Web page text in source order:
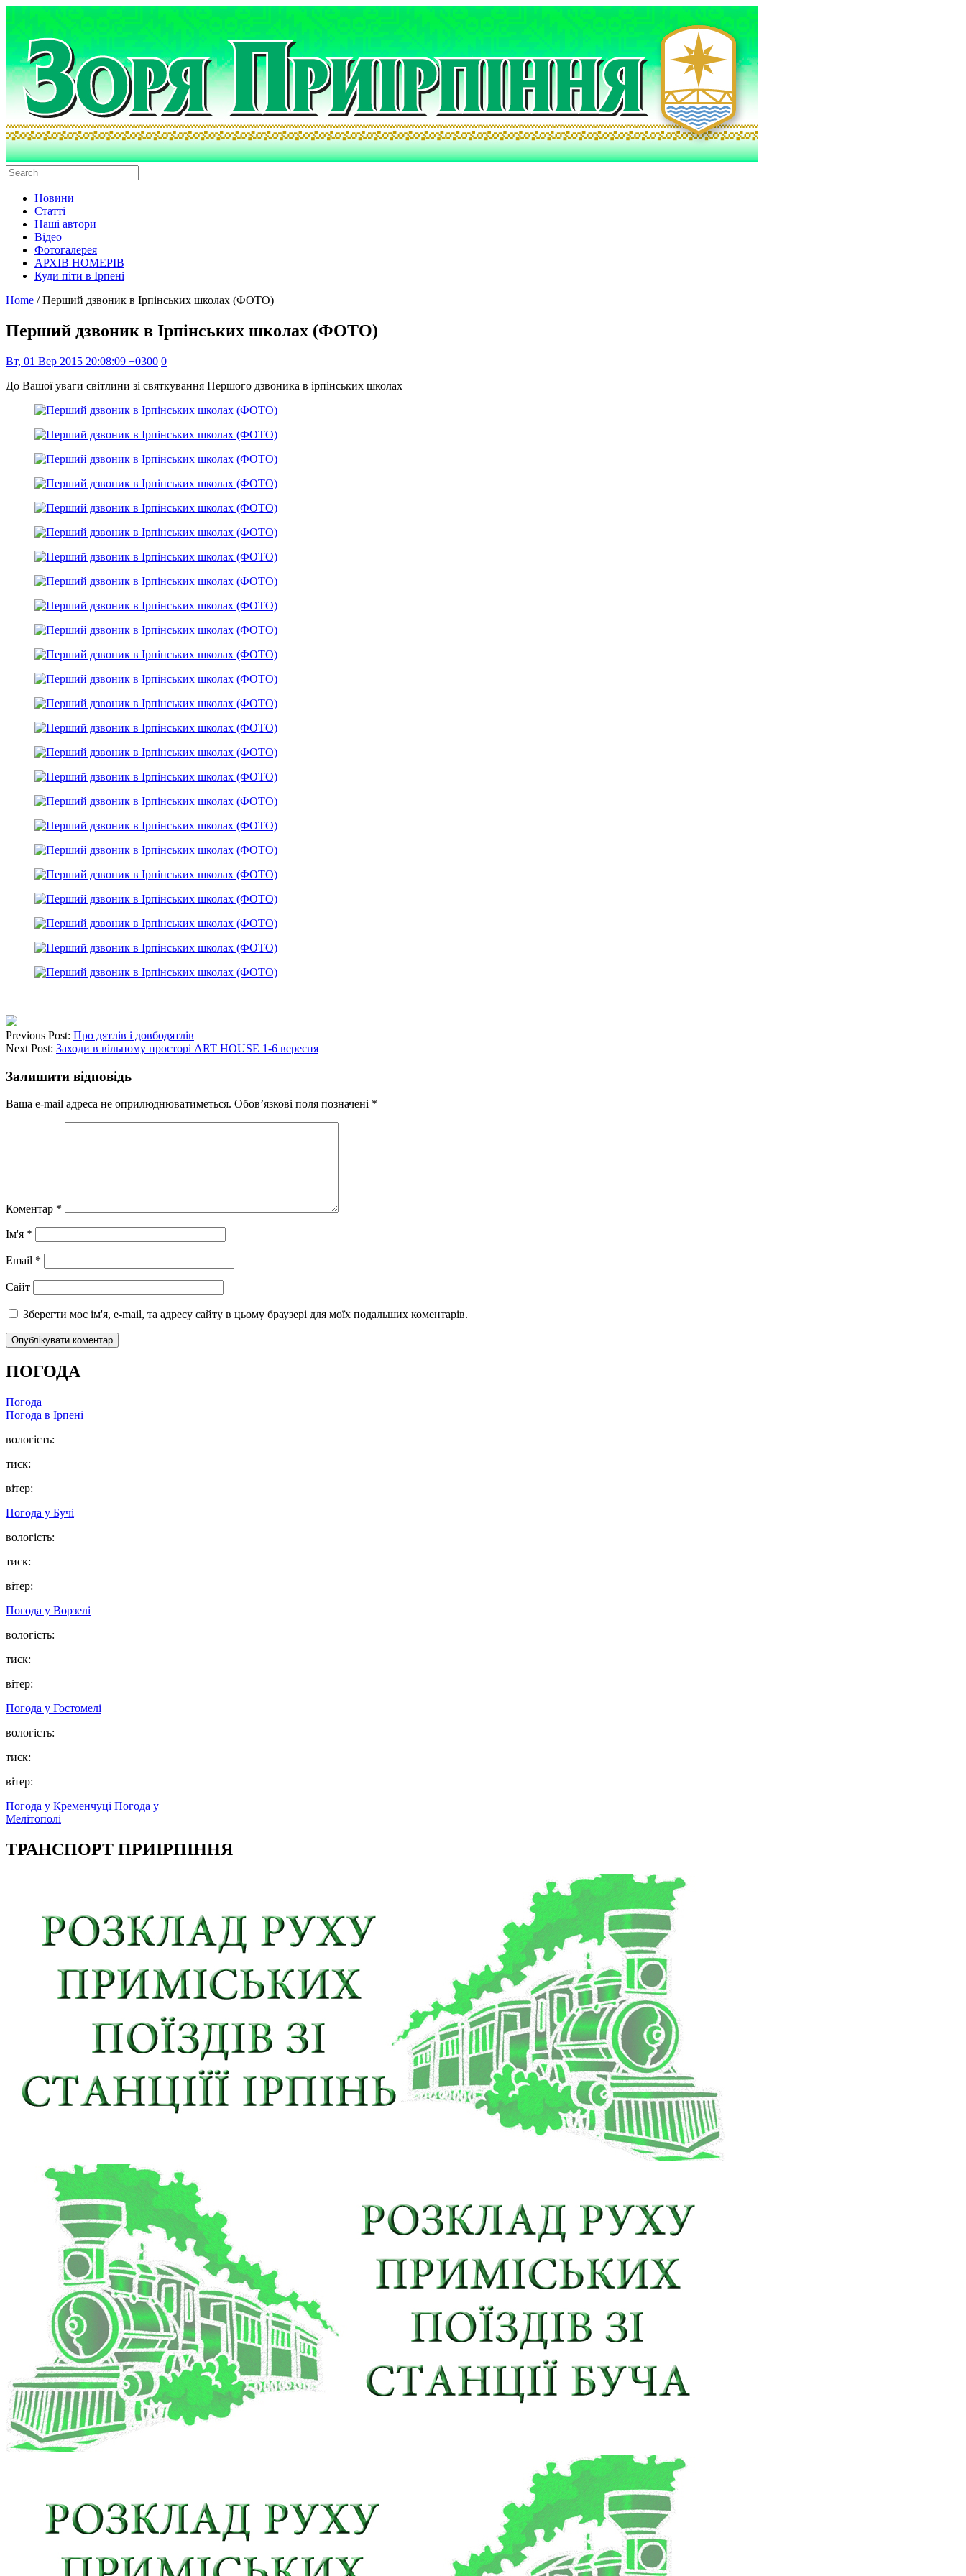
Новини
Статті
Наші автори
Відео
Фотогалерея
АРХІВ НОМЕРІВ
Куди піти в Ірпені
Home / Перший дзвоник в Ірпінських школах (ФОТО)
Перший дзвоник в Ірпінських школах (ФОТО)
Вт, 01 Вер 2015 20:08:09 +0300 0
До Вашої уваги світлини зі святкування Першого дзвоника в ірпінських школах
Previous Post: Про дятлів і довбодятлів
Next Post: Заходи в вільному просторі ART HOUSE 1-6 вересня
Залишити відповідь
Ваша e-mail адреса не оприлюднюватиметься. Обов’язкові поля позначені *
Коментар *
Ім'я *
Email *
Сайт
Зберегти моє ім'я, e-mail, та адресу сайту в цьому браузері для моїх подальших коментарів.
ПОГОДА
Погода
Погода в Ірпені
вологість:
тиск:
вітер:
Погода у Бучі
вологість:
тиск:
вітер:
Погода у Ворзелі
вологість:
тиск:
вітер:
Погода у Гостомелі
вологість:
тиск:
вітер:
Погода у Кременчуці Погода у
Мелітополі
ТРАНСПОРТ ПРИІРПІННЯ